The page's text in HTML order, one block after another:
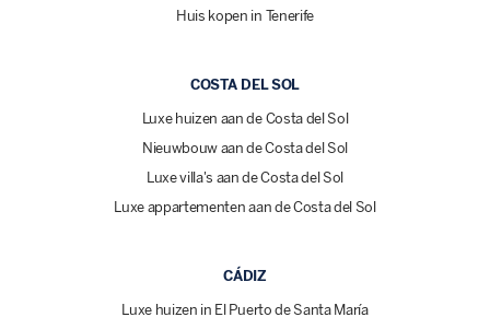
Huis kopen in Tenerife
COSTA DEL SOL
Luxe huizen aan de Costa del Sol
Nieuwbouw aan de Costa del Sol
Luxe villa's aan de Costa del Sol
Luxe appartementen aan de Costa del Sol
CÁDIZ
Luxe huizen in El Puerto de Santa María